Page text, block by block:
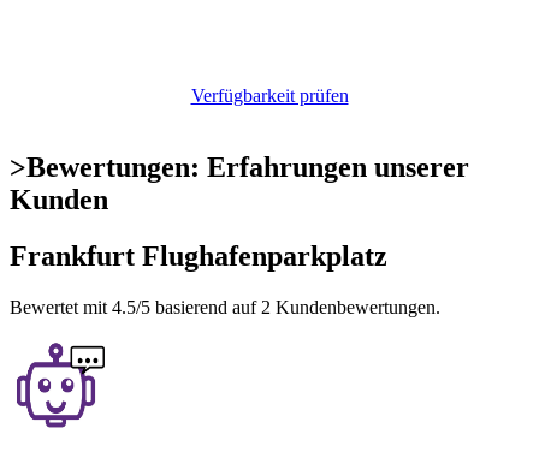
Verfügbarkeit prüfen
>Bewertungen: Erfahrungen unserer
Kunden
Frankfurt Flughafenparkplatz
Bewertet mit 4.5/5 basierend auf 2 Kundenbewertungen.